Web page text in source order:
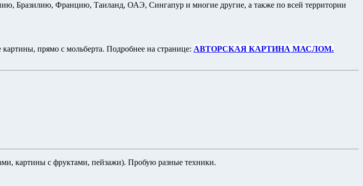
Бразилию, Францию, Таиланд, ОАЭ, Сингапур и многие другие, а также по всей территории
прямо с мольберта. Подробнее на странице: АВТОРСКАЯ КАРТИНА МАСЛОМ.
картины с фруктами, пейзажи). Пробую разные техники.